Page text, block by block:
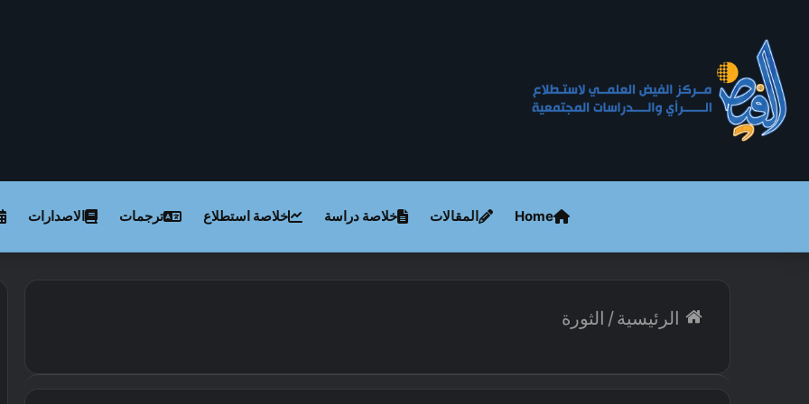
Home المقالات خلاصة دراسة خلاصة استطلاع ترجمات الاصدارات
الرئيسية/ الثورة